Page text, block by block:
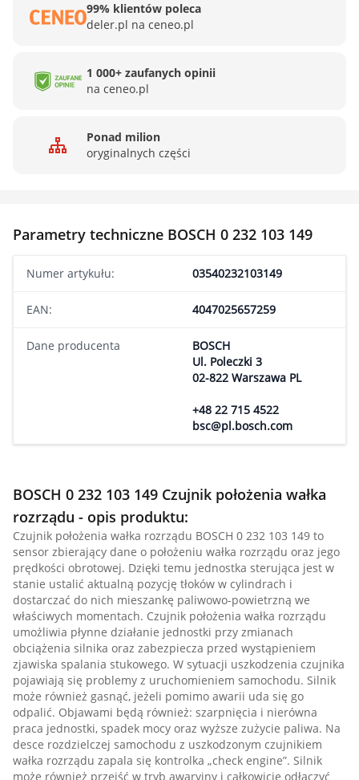
99% klientów poleca
deler.pl na ceneo.pl
1 000+ zaufanych opinii
na ceneo.pl
Ponad milion
oryginalnych części
Parametry techniczne BOSCH 0 232 103 149
Numer artykułu: 03540232103149
EAN: 4047025657259
Dane producenta
BOSCH
Ul. Poleczki 3
02-822 Warszawa PL
+48 22 715 4522
bsc@pl.bosch.com
BOSCH 0 232 103 149 Czujnik położenia wałka
rozrządu - opis produktu:
Czujnik położenia wałka rozrządu BOSCH 0 232 103 149 to
sensor zbierający dane o położeniu wałka rozrządu oraz jego
prędkości obrotowej. Dzięki temu jednostka sterująca jest w
stanie ustalić aktualną pozycję tłoków w cylindrach i
dostarczać do nich mieszankę paliwowo-powietrzną we
właściwych momentach. Czujnik położenia wałka rozrządu
umożliwia płynne działanie jednostki przy zmianach
obciążenia silnika oraz zabezpiecza przed wystąpieniem
zjawiska spalania stukowego. W sytuacji uszkodzenia czujnika
pojawiają się problemy z uruchomieniem samochodu. Silnik
może również gasnąć, jeżeli pomimo awarii uda się go
odpalić. Objawami będą również: szarpnięcia i nierówna
praca jednostki, spadek mocy oraz wyższe zużycie paliwa. Na
desce rozdzielczej samochodu z uszkodzonym czujnikiem
wałka rozrządu zapala się kontrolka „check engine”. Silnik
może również przejść w tryb awaryjny i całkowicie odłączyć